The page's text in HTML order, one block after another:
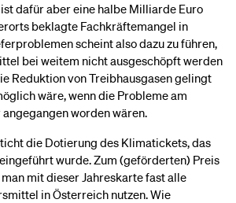
dafür aber eine halbe Milliarde Euro
beklagte Fachkräftemangel in
scheint also dazu zu führen,
bei weitem nicht ausgeschöpft werden
Reduktion von Treibhausgasen gelingt
wäre, wenn die Probleme am
worden wären.
die Dotierung des Klimatickets, das
wurde. Zum (geförderten) Preis
man mit dieser Jahreskarte fast alle
in Österreich nutzen. Wie